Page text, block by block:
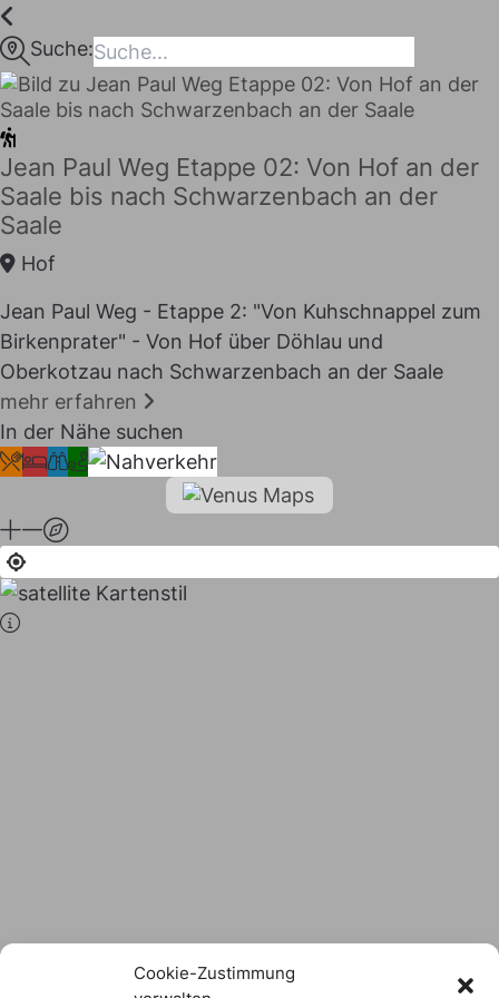
Cookie-Zustimmung
springen
maps
Suche:
Jean Paul Weg Etappe 02: Von Hof an der
Saale bis nach Schwarzenbach an der
Saale
Hof
Jean Paul Weg - Etappe 2: "Von Kuhschnappel zum
Birkenprater" - Von Hof über Döhlau und
Oberkotzau nach Schwarzenbach an der Saale
mehr erfahren
In der Nähe suchenI LIKE
Logo Download